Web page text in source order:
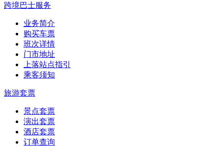
跨境巴士服务
业务简介
购买车票
班次详情
门市地址
上落站点指引
乘客须知
旅游套票
景点套票
演出套票
酒店套票
订单查询